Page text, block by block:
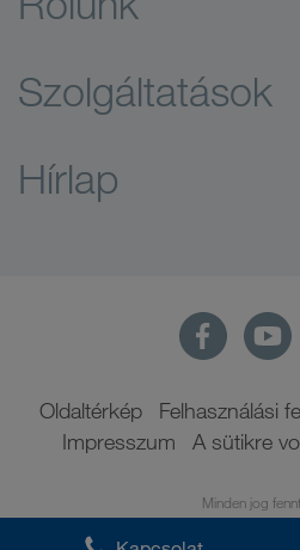
Szolgáltatások
Hírlap
Oldaltérkép Felhasználási
Impresszum
A sütikre
Minden jog